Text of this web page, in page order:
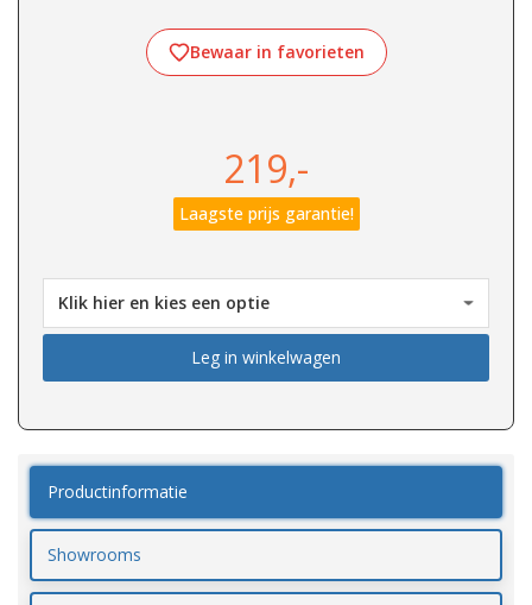
Bewaar in favorieten
219,-
Laagste prijs garantie!
Leg in winkelwagen
Productinformatie
Showrooms